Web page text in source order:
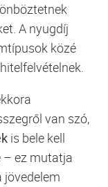
A nyugdíj
közé
van szó,
is bele kell
– ez mutatja
jövedelem